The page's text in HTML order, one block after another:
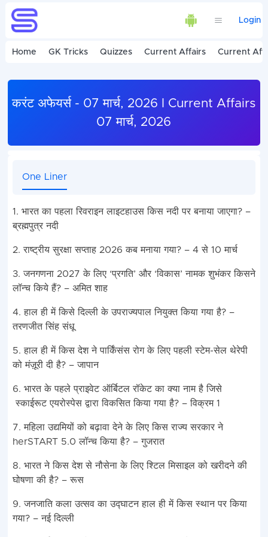
Login
Home GK Tricks Quizzes Current Affairs Current
करंट अफेयर्स - 07 मार्च, 2026 I Current Affairs
07 मार्च, 2026
One Liner
1. भारत का पहला रिवराइन लाइटहाउस किस नदी पर बनाया जाएगा? –
ब्रह्मपुत्र नदी
2. राष्ट्रीय सुरक्षा सप्ताह 2026 कब मनाया गया? – 4 से 10 मार्च
3. जनगणना 2027 के लिए ‘प्रगति’ और ‘विकास’ नामक शुभंकर किसने
लॉन्च किये हैं? – अमित शाह
4. हाल ही में किसे दिल्ली के उपराज्यपाल नियुक्त किया गया है? –
तरणजीत सिंह संधू
5. हाल ही में किस देश ने पार्किंसंस रोग के लिए पहली स्टेम-सेल थेरेपी
को मंज़ूरी दी है? – जापान
6. भारत के पहले प्राइवेट ऑर्बिटल रॉकेट का क्या नाम है जिसे
स्काईरूट एयरोस्पेस द्वारा विकसित किया गया है? – विक्रम 1
7. महिला उद्यमियों को बढ़ावा देने के लिए किस राज्य सरकार ने
herSTART 5.0 लॉन्च किया है? – गुजरात
8. भारत ने किस देश से नौसेना के लिए श्टिल मिसाइल को खरीदने की
घोषणा की है? – रूस
9. जनजाति कला उत्सव का उद्घाटन हाल ही में किस स्थान पर किया
गया? – नई दिल्ली